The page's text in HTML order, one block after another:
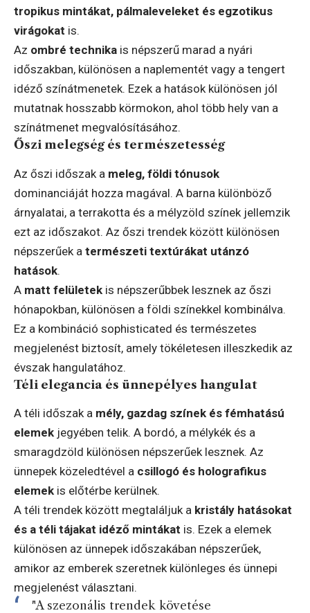
tropikus mintákat, pálmaleveleket és egzotikus
virágokat is.
Az ombré technika is népszerű marad a nyári
időszakban, különösen a naplementét vagy a tengert
idéző színátmenetek. Ezek a hatások különösen jól
mutatnak hosszabb körmokon, ahol több hely van a
színátmenet megvalósításához.
Őszi melegség és természetesség
Az őszi időszak a meleg, földi tónusok
dominanciáját hozza magával. A barna különböző
árnyalatai, a terrakotta és a mélyzöld színek jellemzik
ezt az időszakot. Az őszi trendek között különösen
népszerűek a természeti textúrákat utánzó
hatások.
A matt felületek is népszerűbbek lesznek az őszi
hónapokban, különösen a földi színekkel kombinálva.
Ez a kombináció sophisticated és természetes
megjelenést biztosít, amely tökéletesen illeszkedik az
évszak hangulatához.
Téli elegancia és ünnepélyes hangulat
A téli időszak a mély, gazdag színek és fémhatású
elemek jegyében telik. A bordó, a mélykék és a
smaragdzöld különösen népszerűek lesznek. Az
ünnepek közeledtével a csillogó és holografikus
elemek is előtérbe kerülnek.
A téli trendek között megtaláljuk a kristály hatásokat
és a téli tájakat idéző mintákat is. Ezek a elemek
különösen az ünnepek időszakában népszerűek,
amikor az emberek szeretnek különleges és ünnepi
megjelenést választani.
"A szezonális trendek követése